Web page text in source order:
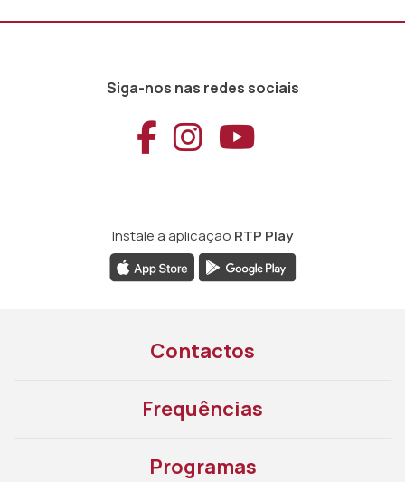
Siga-nos nas redes sociais
Aceder ao
Aceder ao
Aceder
Instale a aplicação RTP Play
Contactos
Frequências
Programas